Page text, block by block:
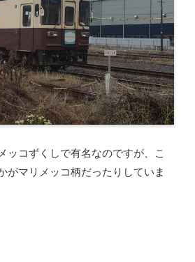
ッコずくしで有名なのですが、こ
がマリメッコ柄だったりしていま